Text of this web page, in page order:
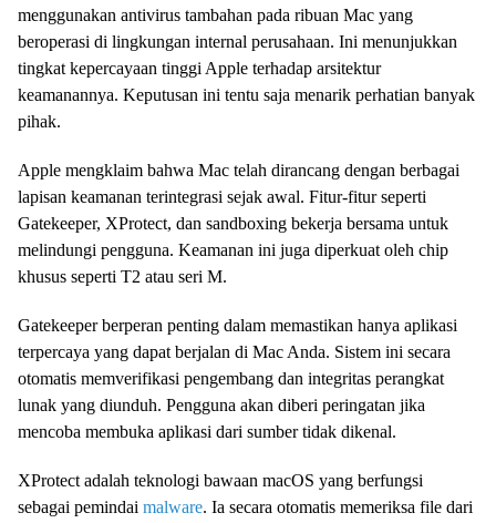
menggunakan antivirus tambahan pada ribuan Mac yang
beroperasi di lingkungan internal perusahaan. Ini menunjukkan
tingkat kepercayaan tinggi Apple terhadap arsitektur
keamanannya. Keputusan ini tentu saja menarik perhatian banyak
pihak.
Apple mengklaim bahwa Mac telah dirancang dengan berbagai
lapisan keamanan terintegrasi sejak awal. Fitur-fitur seperti
Gatekeeper, XProtect, dan sandboxing bekerja bersama untuk
melindungi pengguna. Keamanan ini juga diperkuat oleh chip
khusus seperti T2 atau seri M.
Gatekeeper berperan penting dalam memastikan hanya aplikasi
terpercaya yang dapat berjalan di Mac Anda. Sistem ini secara
otomatis memverifikasi pengembang dan integritas perangkat
lunak yang diunduh. Pengguna akan diberi peringatan jika
mencoba membuka aplikasi dari sumber tidak dikenal.
XProtect adalah teknologi bawaan macOS yang berfungsi
sebagai pemindai malware. Ia secara otomatis memeriksa file dari